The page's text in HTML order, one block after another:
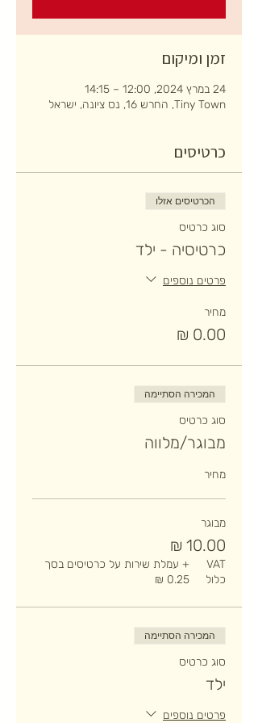
זמן ומיקום
24 במרץ 2024, 12:00 – 14:15
Tiny Town, החרש 16, נס ציונה, ישראל
כרטיסים
הכרטיסים אזלו
סוג כרטיס
כרטיסיה - ילד
פרטים נוספים
מחיר
המכירה הסתיימה
סוג כרטיס
מבוגר/מלווה
מחיר
מבוגר
VAT
כלול
+ עמלת שירות על כרטיסים בסך
‏0.25 ‏₪
המכירה הסתיימה
סוג כרטיס
ילד
פרטים נוספים